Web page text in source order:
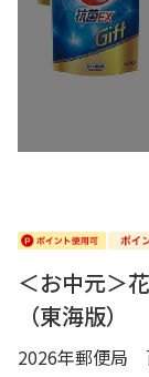
＜お中元＞
（東海版）
2026年郵便局